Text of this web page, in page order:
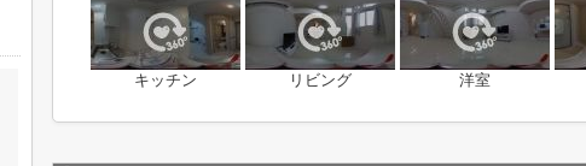
キッチン リビング 洋室